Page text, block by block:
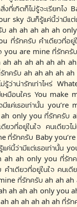
สิ่งที่เกิดก็ไม่รู้จะเรียกไ
sky ฉันก็รู้แค่นี้ว่ามีแต่
ah ah ah ah ah
ที่รักครับ คำเดียวที่อยู่ใ
you are mine ที่รักค
ah ah ah ah ah ah
กครับ ah ah ah ah
รู้ว่าน่ารักเท่าไหร่
ม่เหมือนใคร You
จมีแค่เธอเท่านั้น
only you ที่รักครับ
วที่อยู่ในใจ คนเดียวไ
ที่รักครับ Baby
ค่นี้ว่ามีแต่เธอเท่านั้น
ah ah only you ที่รัก
เดียวที่อยู่ในใจ คนเดีย
ที่รักครับ ah ah
ah ah ah only you
ah ah ah ah ah ที่รัก